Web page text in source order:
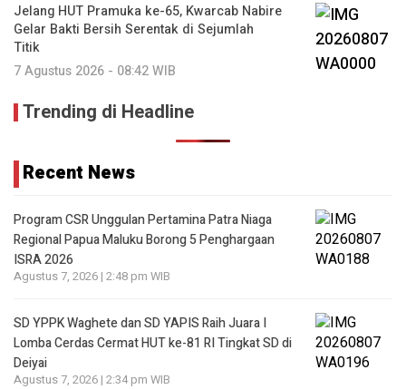
Jelang HUT Pramuka ke-65, Kwarcab Nabire
Gelar Bakti Bersih Serentak di Sejumlah
Titik
7 Agustus 2026 - 08:42 WIB
Trending di Headline
Recent News
Program CSR Unggulan Pertamina Patra Niaga
Regional Papua Maluku Borong 5 Penghargaan
ISRA 2026
Agustus 7, 2026 | 2:48 pm WIB
SD YPPK Waghete dan SD YAPIS Raih Juara I
Lomba Cerdas Cermat HUT ke-81 RI Tingkat SD di
Deiyai
Agustus 7, 2026 | 2:34 pm WIB